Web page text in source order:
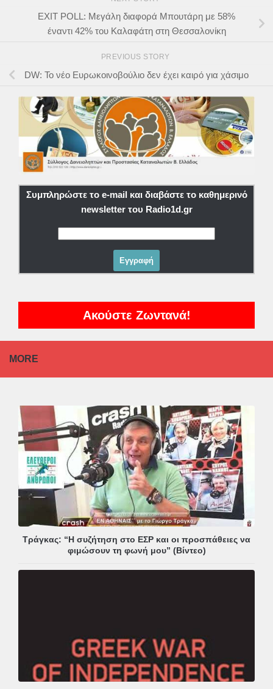
EXIT POLL: Μεγάλη διαφορά Μπουτάρη με 58%
έναντι 42% του Καλαφάτη στη Θεσσαλονίκη
PREVIOUS STORY
DW: Το νέο Ευρωκοινοβούλιο δεν έχει καιρό για χάσιμο
Συμπληρώστε το e-mail και διαβάστε το καθημερινό
newsletter του Radio1d.gr
Ακούστε Ζωντανά!
MORE
Τράγκας: “Η συζήτηση στο ΕΣΡ και οι προσπάθειες να
φιμώσουν τη φωνή μου” (Βίντεο)